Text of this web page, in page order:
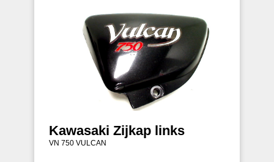
Kawasaki Zijkap links
VN 750 VULCAN